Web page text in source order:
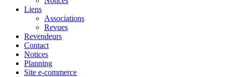
Liens
Associations
Revues
Revendeurs
Contact
Notices
Planning
Site e-commerce